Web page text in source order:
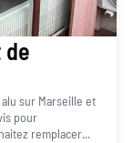
de
sur Marseille et
pour
remplacer...